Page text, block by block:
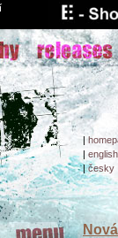
|
| english
|česky